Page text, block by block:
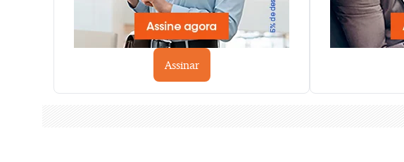
Assinar